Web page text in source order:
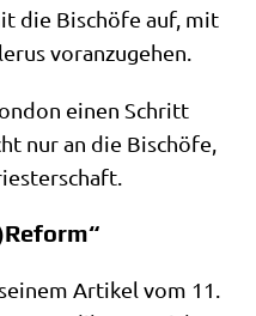
die Bischö­fe auf, mit
voranzugehen.
einen Schritt
nur an die Bischö­fe,
Arti­kel vom 11.